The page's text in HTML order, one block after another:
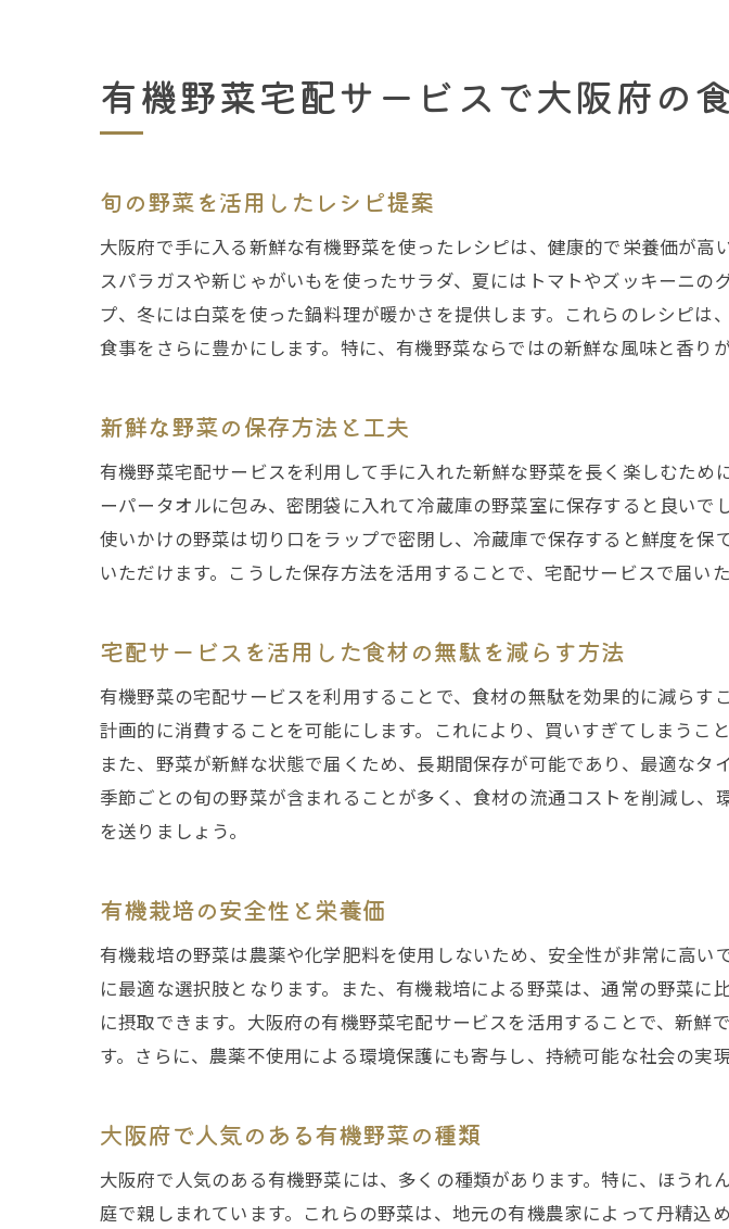
大阪府の有機野菜宅配サービスが
栄養バランスを考慮した食材選
有機野菜を活用したダイエッ
健康的な食生活を支える情報
プロのアドバイスで食生活を
有機野菜宅配サービスで大阪府の
旬の野菜を活用したレシピ提案
大阪府で手に入る新鮮な有機野菜を使ったレシピは、健康的で栄養価が
スパラガスや新じゃがいもを使ったサラダ、夏にはトマトやズッキーニ
プ、冬には白菜を使った鍋料理が暖かさを提供します。これらのレシピ
食事をさらに豊かにします。特に、有機野菜ならではの新鮮な風味と香り
新鮮な野菜の保存方法と工夫
有機野菜宅配サービスを利用して手に入れた新鮮な野菜を長く楽しむた
ーパータオルに包み、密閉袋に入れて冷蔵庫の野菜室に保存すると良いで
使いかけの野菜は切り口をラップで密閉し、冷蔵庫で保存すると鮮度を
いただけます。こうした保存方法を活用することで、宅配サービスで届い
宅配サービスを活用した食材の無駄を減らす方法
有機野菜の宅配サービスを利用することで、食材の無駄を効果的に減ら
計画的に消費することを可能にします。これにより、買いすぎてしまうこ
また、野菜が新鮮な状態で届くため、長期間保存が可能であり、最適なタ
季節ごとの旬の野菜が含まれることが多く、食材の流通コストを削減し
を送りましょう。
有機栽培の安全性と栄養価
有機栽培の野菜は農薬や化学肥料を使用しないため、安全性が非常に高
に最適な選択肢となります。また、有機栽培による野菜は、通常の野菜
に摂取できます。大阪府の有機野菜宅配サービスを活用することで、新
す。さらに、農薬不使用による環境保護にも寄与し、持続可能な社会の実現
大阪府で人気のある有機野菜の種類
大阪府で人気のある有機野菜には、多くの種類があります。特に、ほう
庭で親しまれています。これらの野菜は、地元の有機農家によって丹精